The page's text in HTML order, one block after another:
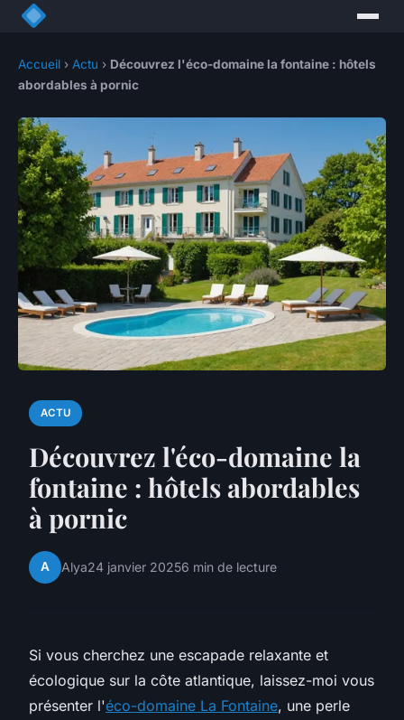
Accueil › Actu › Découvrez l'éco-domaine la fontaine : hôtels
abordables à pornic
ACTU
Découvrez l'éco-domaine la
fontaine : hôtels abordables
à pornic
A Alya24 janvier 20256 min de lecture
Si vous cherchez une escapade relaxante et
écologique sur la côte atlantique, laissez-moi vous
présenter l'éco-domaine La Fontaine, une perle